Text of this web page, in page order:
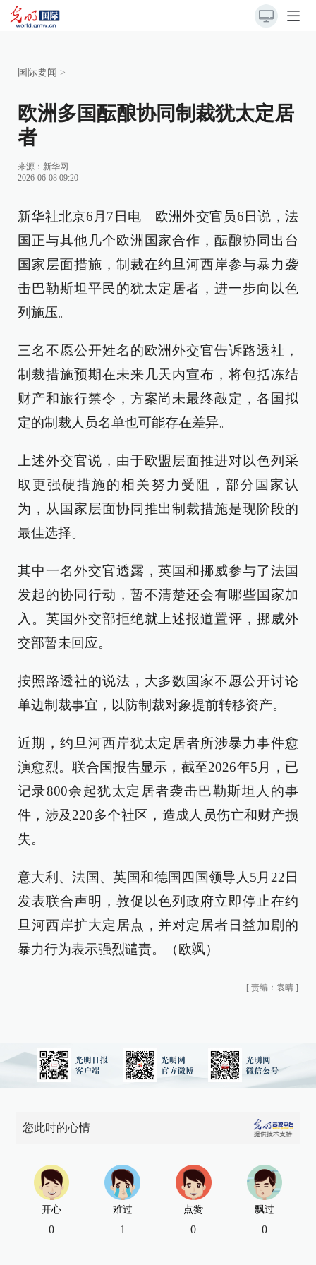
国际要闻 >
欧洲多国酝酿协同制裁犹太定居
者
来源： 新华网
2026-06-08 09:20
新华社北京6月7日电 欧洲外交官员6日说，法
国正与其他几个欧洲国家合作，酝酿协同出台
国家层面措施，制裁在约旦河西岸参与暴力袭
击巴勒斯坦平民的犹太定居者，进一步向以色
列施压。
三名不愿公开姓名的欧洲外交官告诉路透社，
制裁措施预期在未来几天内宣布，将包括冻结
财产和旅行禁令，方案尚未最终敲定，各国拟
定的制裁人员名单也可能存在差异。
上述外交官说，由于欧盟层面推进对以色列采
取更强硬措施的相关努力受阻，部分国家认
为，从国家层面协同推出制裁措施是现阶段的
最佳选择。
其中一名外交官透露，英国和挪威参与了法国
发起的协同行动，暂不清楚还会有哪些国家加
入。英国外交部拒绝就上述报道置评，挪威外
交部暂未回应。
按照路透社的说法，大多数国家不愿公开讨论
单边制裁事宜，以防制裁对象提前转移资产。
近期，约旦河西岸犹太定居者所涉暴力事件愈
演愈烈。联合国报告显示，截至2026年5月，已
记录800余起犹太定居者袭击巴勒斯坦人的事
件，涉及220多个社区，造成人员伤亡和财产损
失。
意大利、法国、英国和德国四国领导人5月22日
发表联合声明，敦促以色列政府立即停止在约
旦河西岸扩大定居点，并对定居者日益加剧的
暴力行为表示强烈谴责。（欧飒）
[ 责编：袁晴 ]
您此时的心情
开心
0
难过
1
点赞
0
飘过
0